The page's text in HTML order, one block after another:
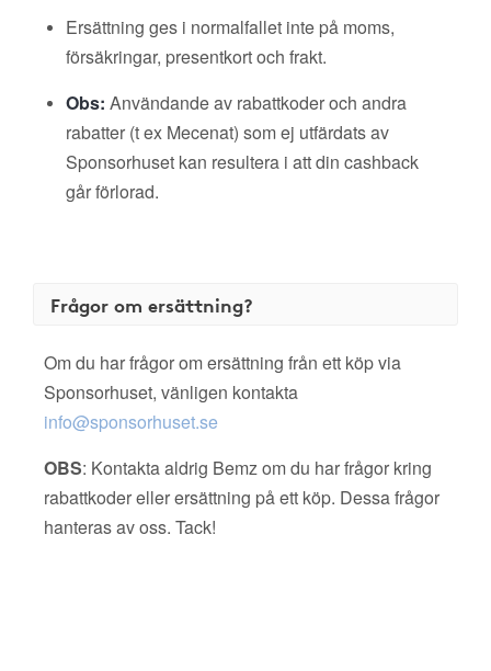
Ersättning ges i normalfallet inte på moms,
försäkringar, presentkort och frakt.
Obs: Användande av rabattkoder och andra
rabatter (t ex Mecenat) som ej utfärdats av
Sponsorhuset kan resultera i att din cashback
går förlorad.
Frågor om ersättning?
Om du har frågor om ersättning från ett köp via
Sponsorhuset, vänligen kontakta
info@sponsorhuset.se
OBS: Kontakta aldrig Bemz om du har frågor kring
rabattkoder eller ersättning på ett köp. Dessa frågor
hanteras av oss. Tack!